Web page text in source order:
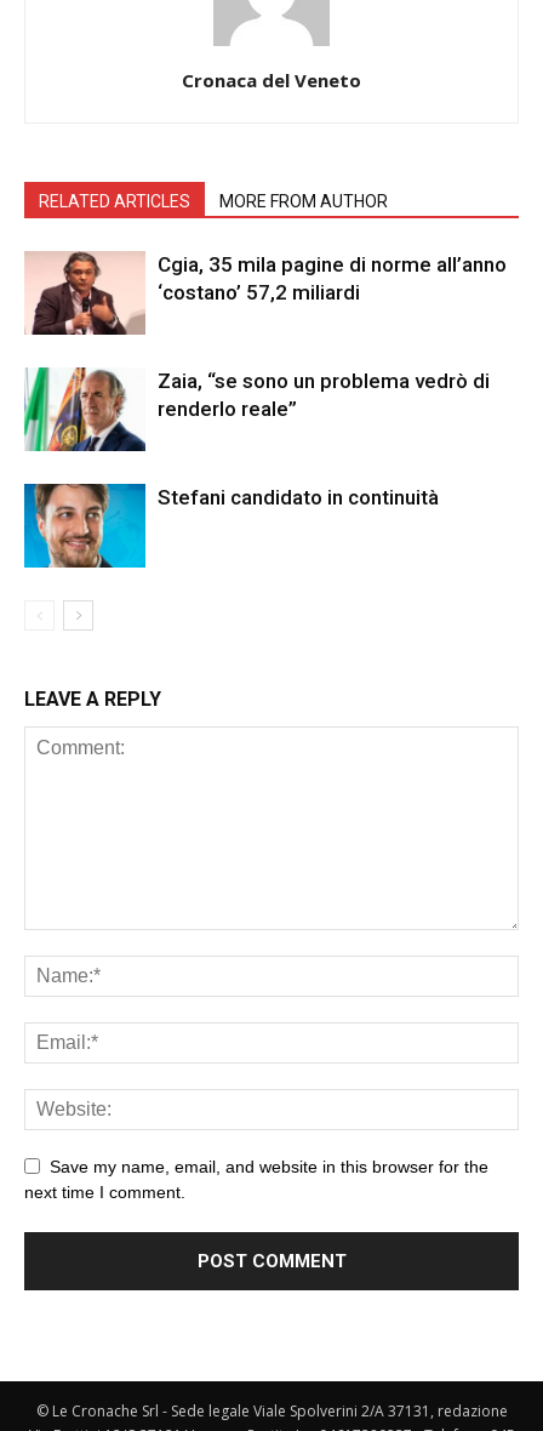
Cronaca del Veneto
RELATED ARTICLES MORE FROM AUTHOR
Cgia, 35 mila pagine di norme all’anno
‘costano’ 57,2 miliardi
Zaia, “se sono un problema vedrò di
renderlo reale”
Stefani candidato in continuità
LEAVE A REPLY
Save my name, email, and website in this browser for the
next time I comment.
© Le Cronache Srl - Sede legale Viale Spolverini 2/A 37131, redazione